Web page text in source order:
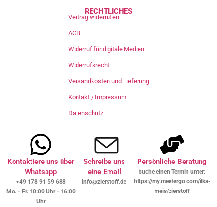
RECHTLICHES
Vertrag widerrufen
AGB
Widerruf für digitale Medien
Widerrufsrecht
Versandkosten und Lieferung
Kontakt / Impressum
Datenschutz
Kontaktiere uns über
Whatsapp
+49 178 91 59 688
Mo. - Fr. 10:00 Uhr - 16:00
Uhr
Schreibe uns
eine Email
info@zierstoff.de
Persönliche Beratung
buche einen Termin unter:
https://my.meetergo.com/ilka-
meis/zierstoff